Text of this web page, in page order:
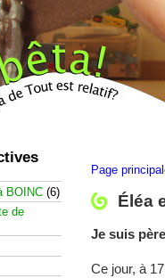
Page
Éléa
Je suis
Ce jour, à
BOINC (6)
de